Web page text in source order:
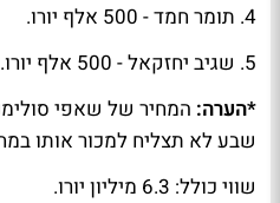
4. תומר חמד - 500 אלף יורו.
5. שגיב יחזקאל - 500 אלף יורו.
*הערה: המחיר של שאפי
שבע לא תצליח למכור אותו
שווי כולל: 6.3 מיליון יורו.